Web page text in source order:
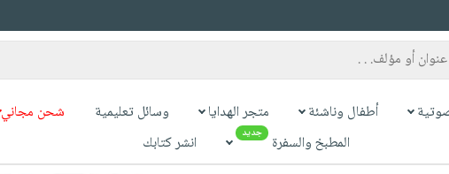
أطفال وناشئة متجر الهدايا وسائل تعليمية شحن مجاني
المطبخ والسفرة جديد انشر كتابك